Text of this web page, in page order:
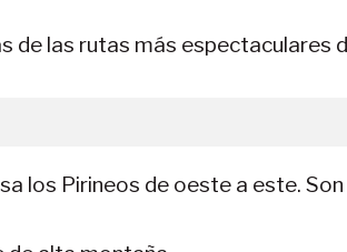
de las rutas más espectaculares
los Pirineos de oeste a este.